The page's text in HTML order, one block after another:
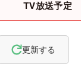
TV放送予定
更新する